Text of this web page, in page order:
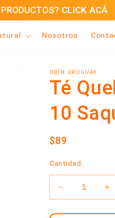
CLICK ACÁ
Nosotros
ODÍN URUGUAY
Té
10
Precio
$89
Cantidad
Reducir
cantidad
para